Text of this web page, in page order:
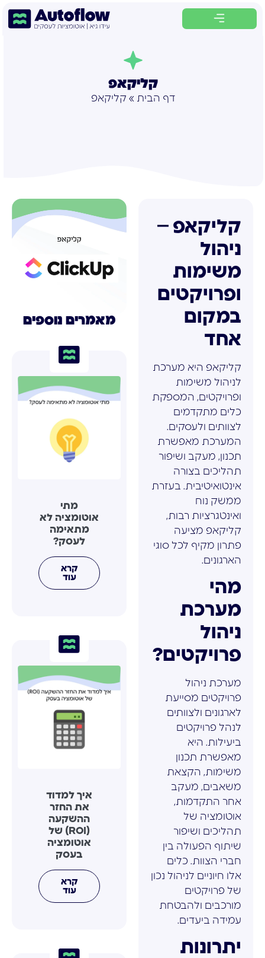
לתוכן
קליקאפ
דף הבית » קליקאפ
קליקאפ –
ניהול
משימות
ופרויקטים
במקום
אחד
קליקאפ היא מערכת
לניהול משימות
ופרויקטים, המספקת
כלים מתקדמים
לצוותים ולעסקים.
המערכת מאפשרת
תכנון, מעקב ושיפור
תהליכים בצורה
אינטואיטיבית. בעזרת
ממשק נוח
ואינטגרציות רבות,
קליקאפ מציעה
פתרון מקיף לכל סוגי
הארגונים.
מהי
מערכת
ניהול
פרויקטים?
מערכת ניהול
פרויקטים מסייעת
לארגונים ולצוותים
לנהל פרויקטים
ביעילות. היא
מאפשרת תכנון
משימות, הקצאת
משאבים, מעקב
אחר התקדמות,
אוטומציה של
תהליכים ושיפור
שיתוף הפעולה בין
חברי הצוות. כלים
אלו חיוניים לניהול נכון
של פרויקטים
מורכבים ולהבטחת
עמידה ביעדים.
יתרונות
מאמרים נוספים
מתי
אוטומציה לא
מתאימה
לעסק?
קרא
עוד
איך למדוד
את החזר
ההשקעה
(ROI) של
אוטומציה
בעסק
קרא
עוד